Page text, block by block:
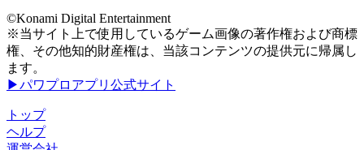
©Konami Digital Entertainment
※当サイト上で使用しているゲーム画像の著作権および商標
権、その他知的財産権は、当該コンテンツの提供元に帰属し
ます。
▶パワプロアプリ公式サイト
トップ
ヘルプ